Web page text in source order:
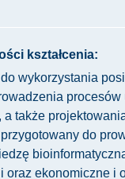
kształcenia:
wykorzystania
także
do
oraz ekonomiczne